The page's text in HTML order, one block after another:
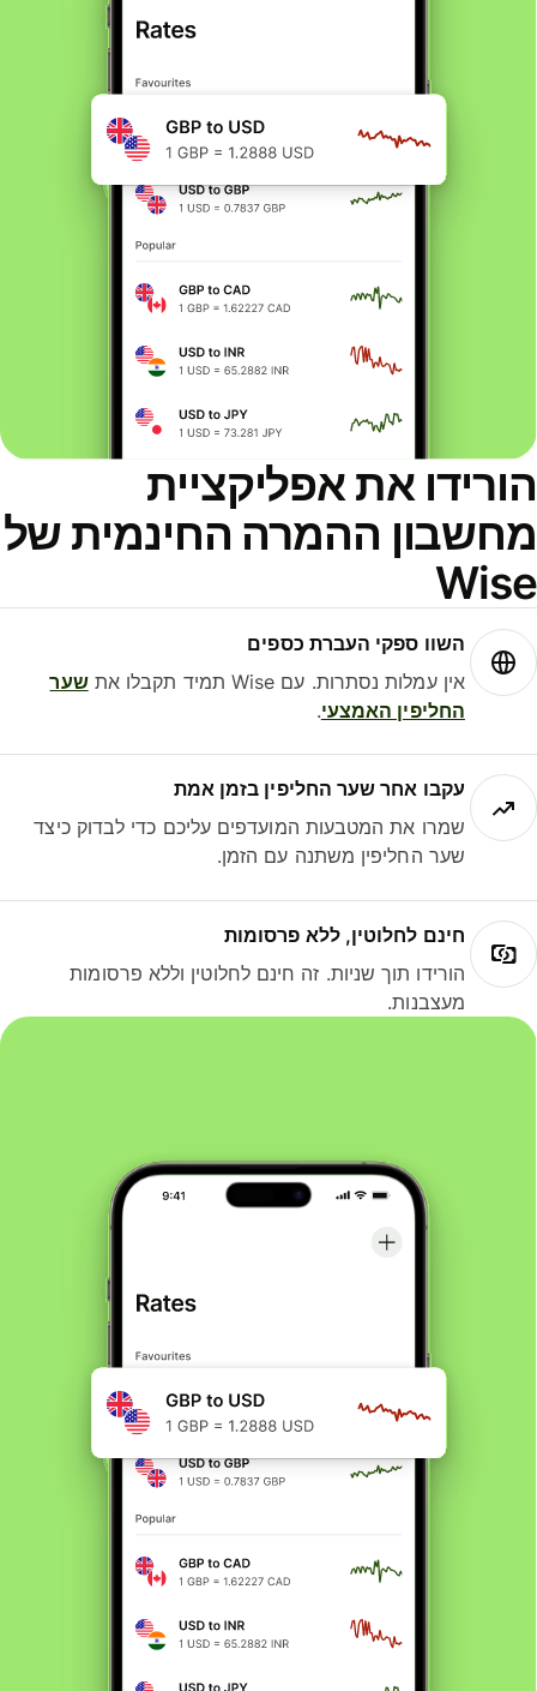
את אפליקציית
ההמרה החינמית של
השוו ספקי העברת כספים
אין עמלות נסתרות. עם Wise תמיד תקבלו את
שער
החליפין האמצעי.
עקבו אחר שער החליפין בזמן אמת
שמרו את המטבעות המועדפים עליכם כדי לבדוק כיצד
שער החליפין משתנה עם הזמן.
חינם לחלוטין, ללא פרסומות
הורידו תוך שניות. זה חינם לחלוטין וללא פרסומות
מעצבנות.